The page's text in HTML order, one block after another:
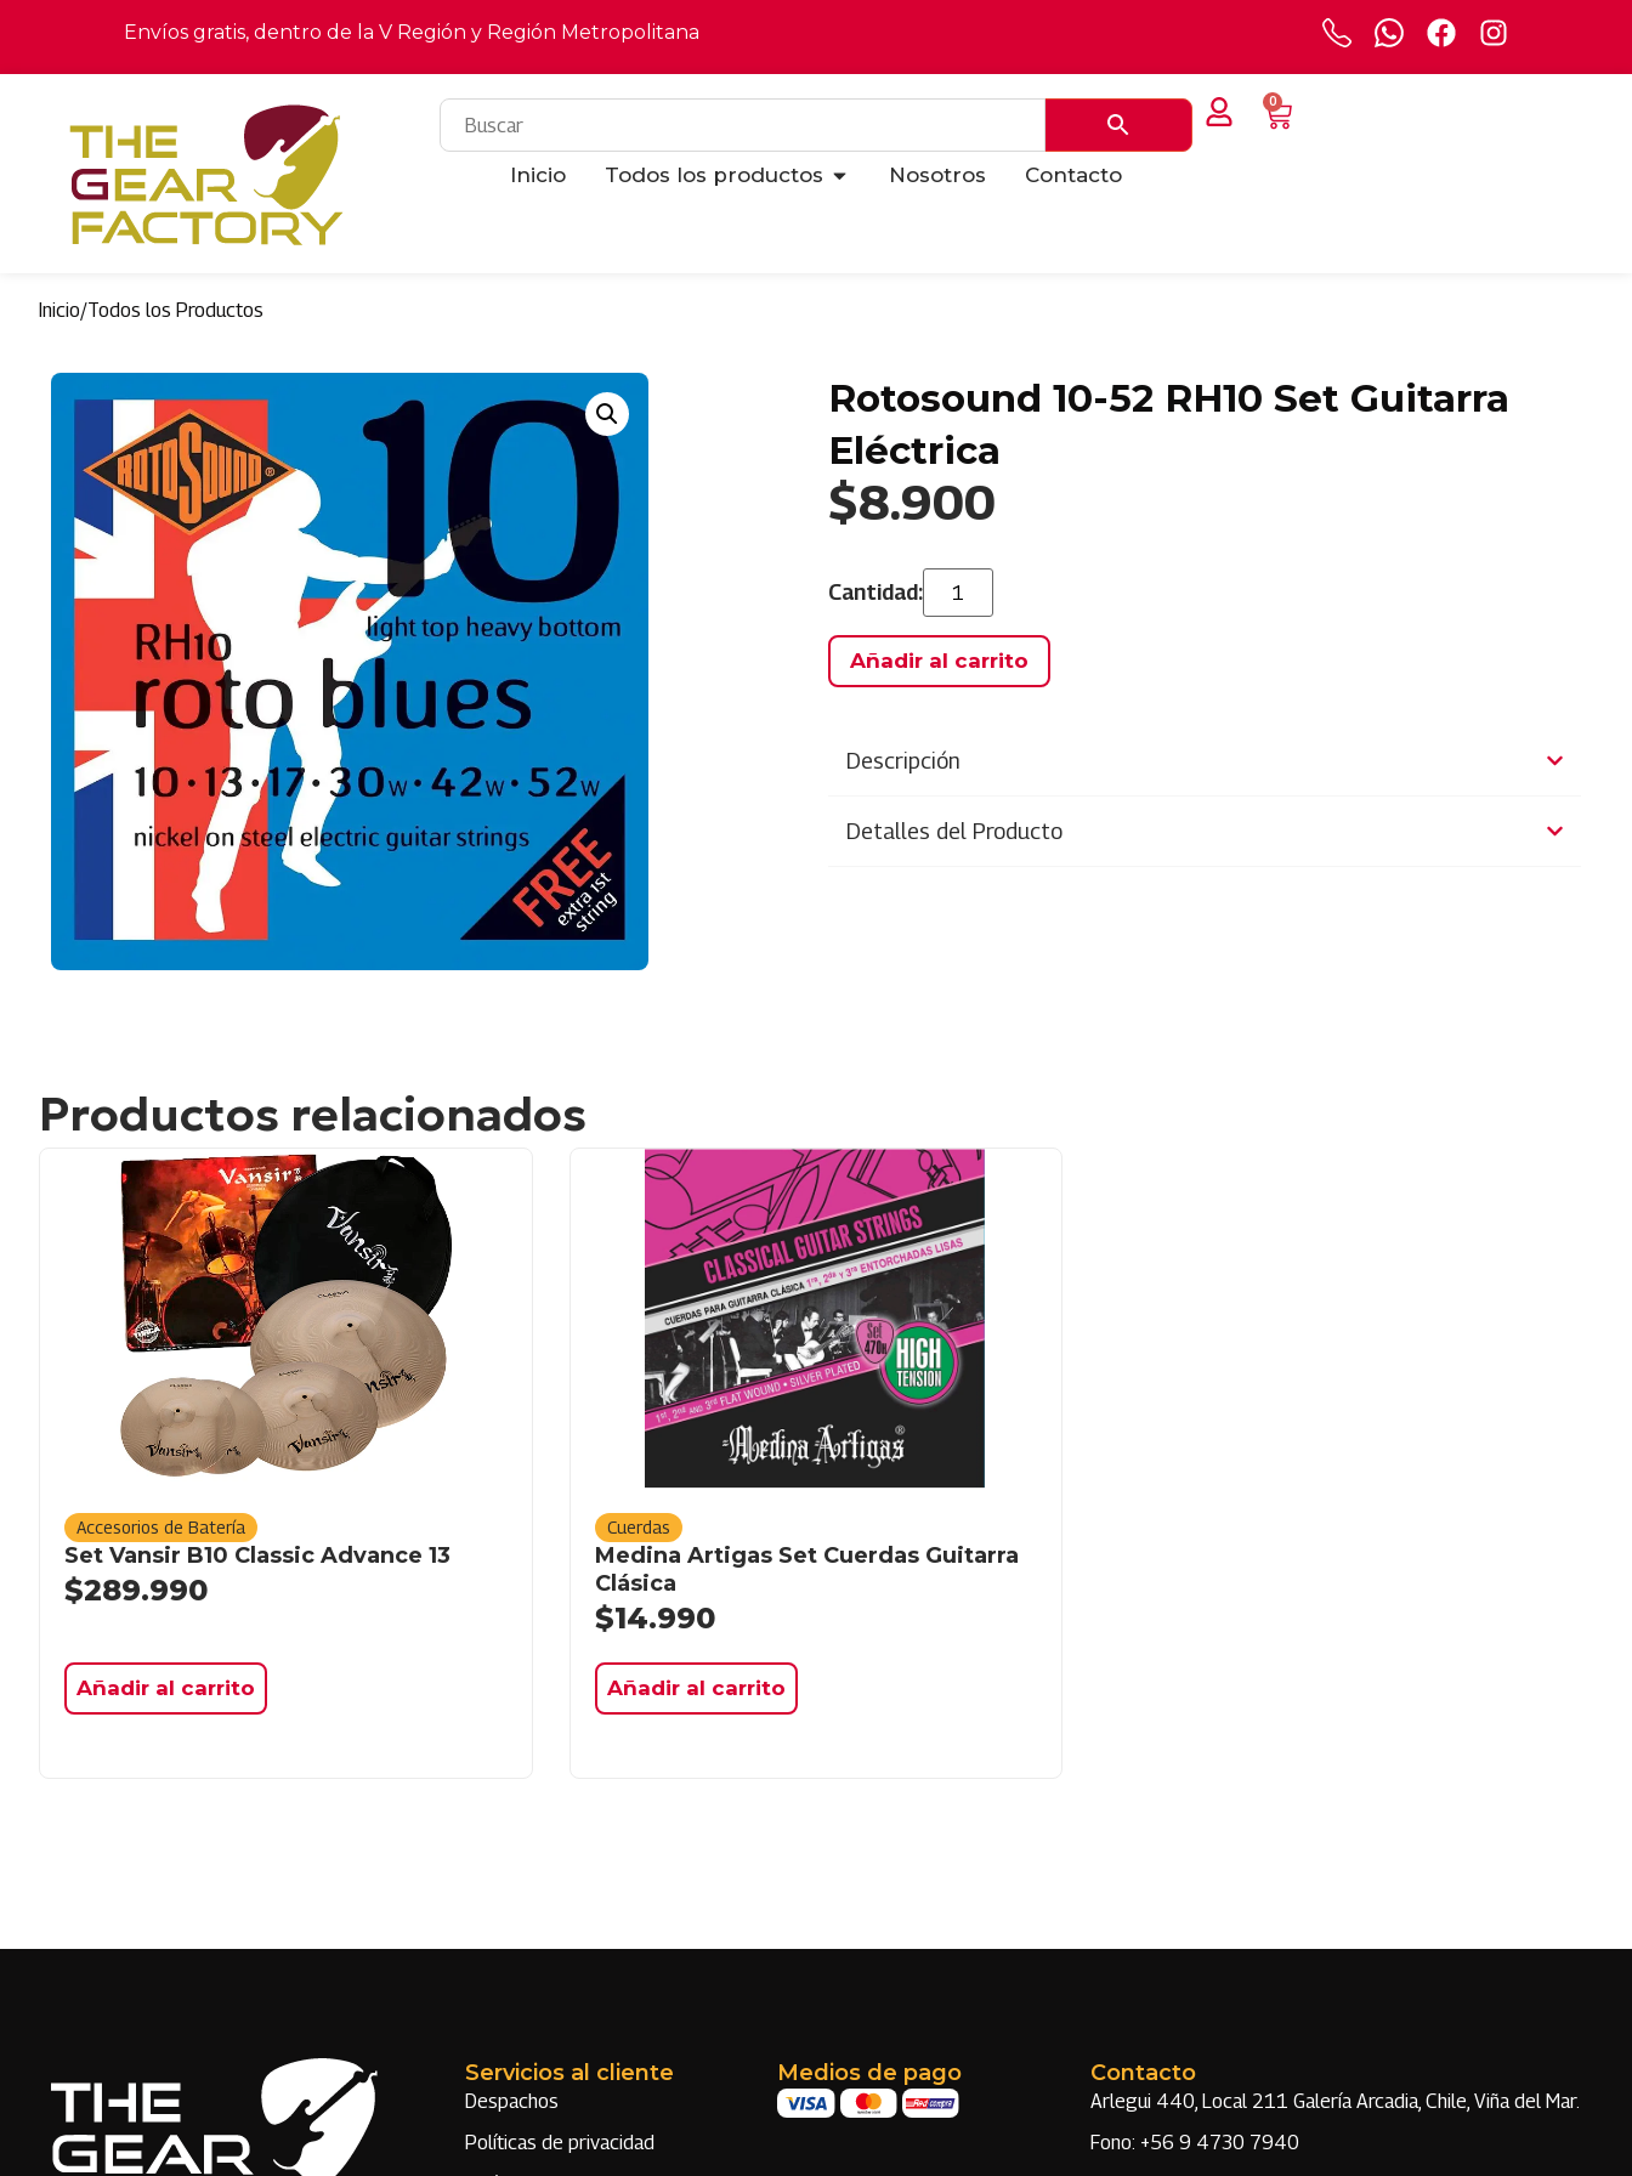
Envíos gratis, dentro de la V Región y Región Metropolitana
Inicio Todos los productos Nosotros Contacto
0
Inicio/Todos los Productos
Rotosound 10-52 RH10 Set Guitarra
Eléctrica
$8.900
Añadir al carrito
Descripción
Detalles del Producto
Productos relacionados
Accesorios de Batería
Set Vansir B10 Classic Advance 13
$289.990
Añadir al carrito
Cuerdas
Medina Artigas Set Cuerdas Guitarra
Clásica
$14.990
Añadir al carrito
Servicios al cliente
Despachos
Políticas de privacidad
Medios de pago Contacto
Arlegui 440, Local 211 Galería Arcadia, Chile, Viña del Mar.
Fono: +56 9 4730 7940